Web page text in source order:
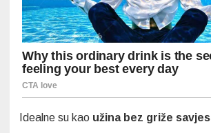
Idealne su kao užina bez griže